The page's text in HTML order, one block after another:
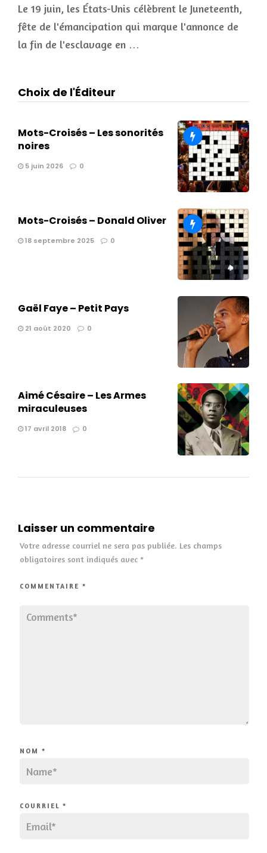
Le 19 juin, les États-Unis célèbrent le Juneteenth,
fête de l'émancipation qui marque l'annonce de
la fin de l'esclavage en …
Choix de l'Éditeur
Mots-Croisés – Les sonorités
noires
5 juin 2026 0
Mots-Croisés – Donald Oliver
18 septembre 2025 0
Gaël Faye – Petit Pays
21 août 2020 0
Aimé Césaire – Les Armes
miraculeuses
17 avril 2018 0
Laisser un commentaire
Votre adresse courriel ne sera pas publiée. Les champs
obligatoires sont indiqués avec *
COMMENTAIRE *
NOM *
COURRIEL *